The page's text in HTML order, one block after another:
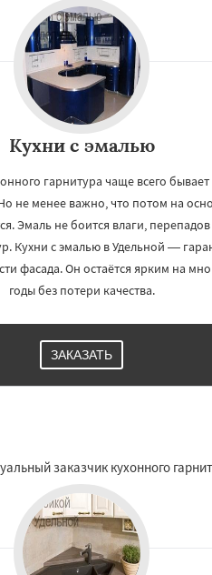
Кухни с эмалью
гарнитура чаще всего бывает
не менее важно, что потом на
Эмаль не боится влаги, перепадов
Кухни с эмалью в Удельной —
фасада. Он остаётся ярким на
годы без потери качества.
ЗАКАЗАТЬ
заказчик кухонного